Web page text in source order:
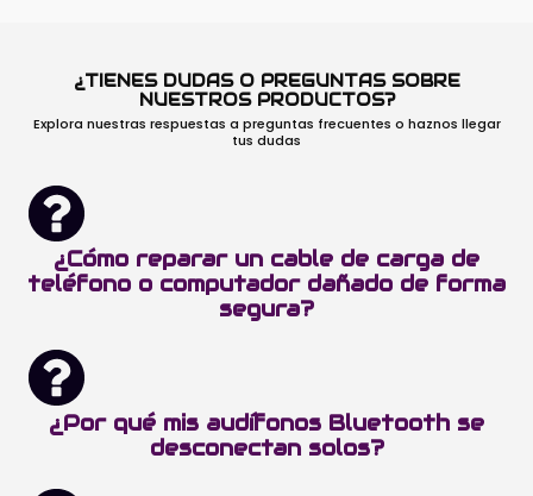
¿TIENES DUDAS O PREGUNTAS SOBRE
NUESTROS PRODUCTOS?
Explora nuestras respuestas a preguntas frecuentes o haznos llegar
tus dudas
¿Cómo reparar un cable de carga de
teléfono o computador dañado de forma
segura?
¿Por qué mis audífonos Bluetooth se
desconectan solos?